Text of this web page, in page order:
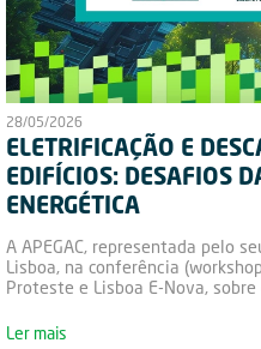
28/05/2026
ELETRIFICAÇÃO E
EDIFÍCIOS: DESAFIOS
ENERGÉTICA
A APEGAC, representada pelo
Lisboa, na conferência
Proteste e Lisboa E-Nova,
Ler mais